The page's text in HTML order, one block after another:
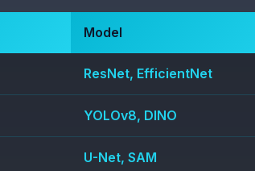
Model
ResNet, EfficientNet
YOLOv8, DINO
U-Net, SAM